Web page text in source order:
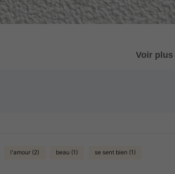
Voir plus
l'amour (2) beau (1) se sent bien (1)